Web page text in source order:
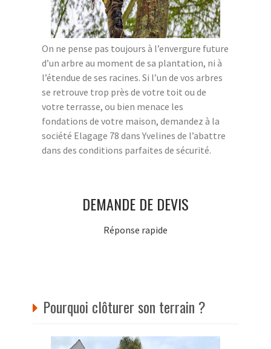
On ne pense pas toujours à l’envergure future
d’un arbre au moment de sa plantation, ni à
l’étendue de ses racines. Si l’un de vos arbres
se retrouve trop près de votre toit ou de
votre terrasse, ou bien menace les
fondations de votre maison, demandez à la
société Elagage 78 dans Yvelines de l’abattre
dans des conditions parfaites de sécurité.
DEMANDE DE DEVIS
Réponse rapide
Pourquoi clôturer son terrain ?